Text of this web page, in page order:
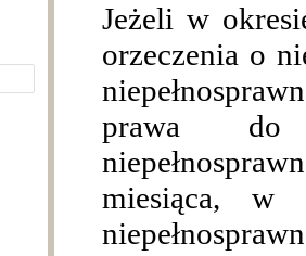
Jeżeli w
orzeczenia o
prawa
miesiąca, w